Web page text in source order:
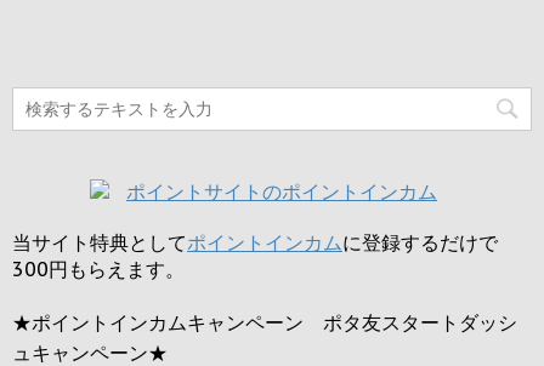
当サイト特典としてポイントインカムに登録するだけで
300円 もらえます。
★ポイントインカムキャンペーン ポタ友スタートダッシ
ュキャンペーン★